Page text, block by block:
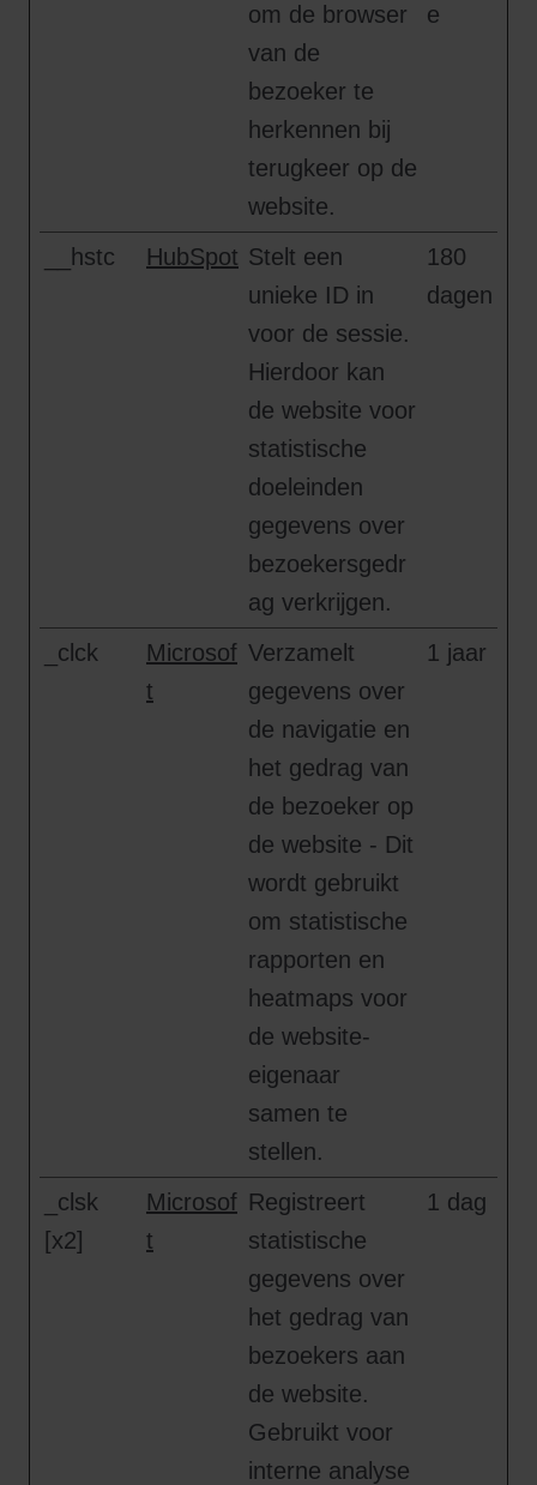
om de browser
van de
bezoeker te
herkennen bij
terugkeer op de
website.
e
__hstc HubSpot Stelt een
unieke ID in
voor de sessie.
Hierdoor kan
de website voor
statistische
doeleinden
gegevens over
bezoekersgedr
ag verkrijgen.
180
dagen
_clck
Microsof
t
Verzamelt
gegevens over
de navigatie en
het gedrag van
de bezoeker op
de website - Dit
wordt gebruikt
om statistische
rapporten en
heatmaps voor
de website-
eigenaar
samen te
stellen.
1 jaar
_clsk
[x2]
Microsof
t
Registreert
statistische
gegevens over
het gedrag van
bezoekers aan
de website.
Gebruikt voor
interne analyse
1 dag